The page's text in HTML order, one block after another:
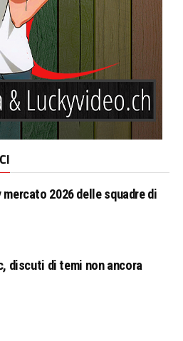
mercato 2026 delle squadre di
discuti di temi non ancora